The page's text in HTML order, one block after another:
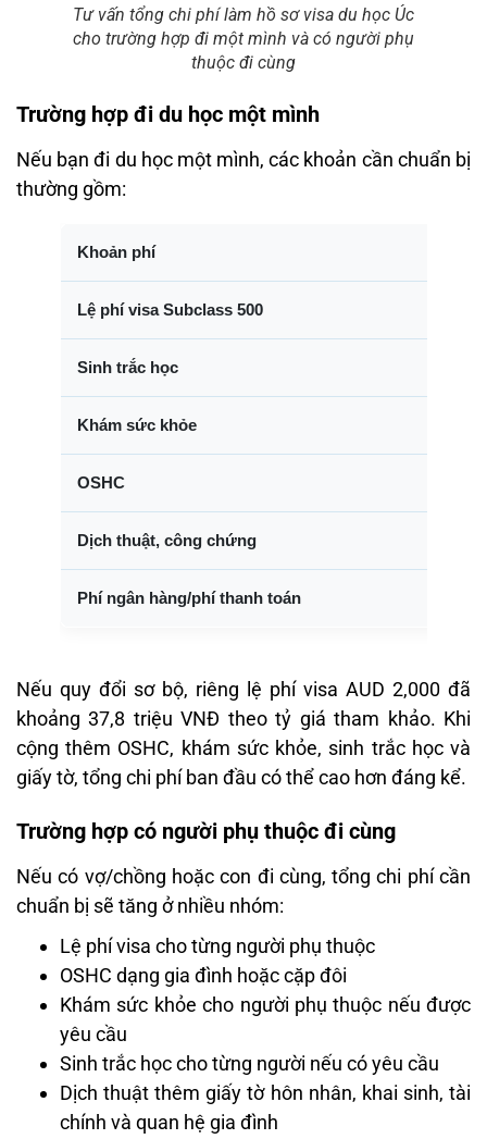
Tư vấn tổng chi phí làm hồ sơ visa du học Úc
cho trường hợp đi một mình và có người phụ
thuộc đi cùng
Trường hợp đi du học một mình
Nếu bạn đi du học một mình, các khoản cần chuẩn bị
thường gồm:
Khoản phí
Lệ phí visa Subclass 500
Sinh trắc học
Khám sức khỏe
OSHC
Dịch thuật, công chứng
Phí ngân hàng/phí thanh toán
Nếu quy đổi sơ bộ, riêng lệ phí visa AUD 2,000 đã
khoảng 37,8 triệu VNĐ theo tỷ giá tham khảo. Khi
cộng thêm OSHC, khám sức khỏe, sinh trắc học và
giấy tờ, tổng chi phí ban đầu có thể cao hơn đáng kể.
Trường hợp có người phụ thuộc đi cùng
Nếu có vợ/chồng hoặc con đi cùng, tổng chi phí cần
chuẩn bị sẽ tăng ở nhiều nhóm:
Lệ phí visa cho từng người phụ thuộc
OSHC dạng gia đình hoặc cặp đôi
Khám sức khỏe cho người phụ thuộc nếu được
yêu cầu
Sinh trắc học cho từng người nếu có yêu cầu
Dịch thuật thêm giấy tờ hôn nhân, khai sinh, tài
chính và quan hệ gia đình